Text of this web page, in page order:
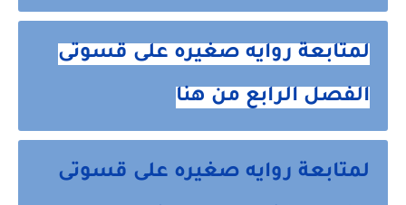
لمتابعة روايه صغيره على قسوتى
الفصل الرابع من هنا
لمتابعة روايه صغيره على قسوتى